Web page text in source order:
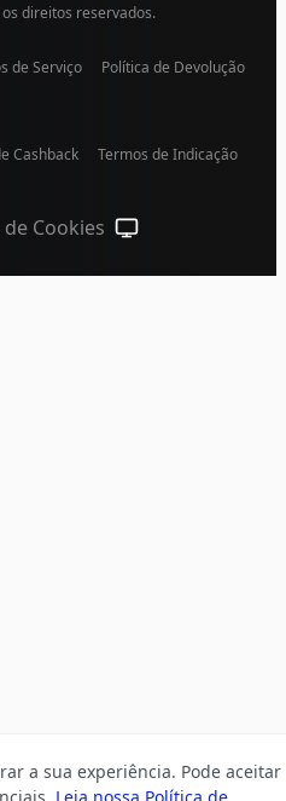
os direitos reservados.
de Serviço Política de Devolução
Cashback Termos de Indicação
Cookies Tema do sistema
a sua experiência. Pode aceitar